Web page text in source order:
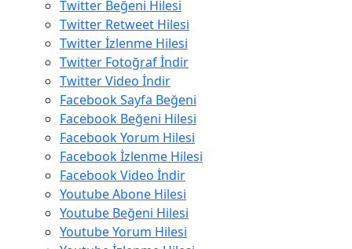
Twitter Beğeni Hilesi
Twitter Retweet Hilesi
Twitter İzlenme Hilesi
Twitter Fotoğraf İndir
Twitter Video İndir
Facebook Sayfa Beğeni
Facebook Beğeni Hilesi
Facebook Yorum Hilesi
Facebook İzlenme Hilesi
Facebook Video İndir
Youtube Abone Hilesi
Youtube Beğeni Hilesi
Youtube Yorum Hilesi